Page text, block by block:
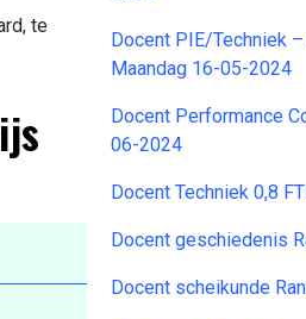
te
Docent PIE/Techniek
Maandag 16-05-2024
Docent Performance
06-2024
Docent Techniek 0,8
Docent geschiedenis
Docent scheikunde